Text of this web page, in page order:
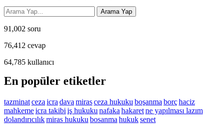
91,002 soru
76,412 cevap
64,785 kullanıcı
En popüler etiketler
tazminatceza icra dava mirasceza hukuku boşanma borçhaciz
mahkemeicra takibi iş hukuku nafaka hakaretne yapılması lazım
dolandırıcılıkmiras hukuku bosanma hukuksenet